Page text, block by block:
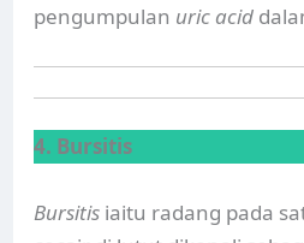
pengumpulan uric acid
4. Bursitis
Bursitis iaitu radang pada